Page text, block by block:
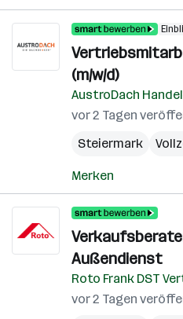
(m/w/d)
AustroDach
vor 2 Tagen
Steiermark
Merken
Außendienst
Roto Frank DST
vor 2 Tagen